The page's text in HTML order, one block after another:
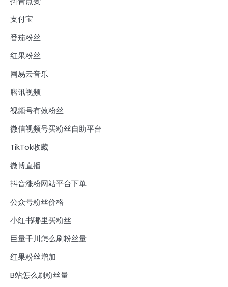
支付宝
番茄粉丝
红果粉丝
网易云音乐
腾讯视频
视频号有效粉丝
微信视频号买粉丝自助平台
TikTok收藏
微博直播
抖音涨粉网站平台下单
公众号粉丝价格
小红书哪里买粉丝
巨量千川怎么刷粉丝量
红果粉丝增加
B站怎么刷粉丝量